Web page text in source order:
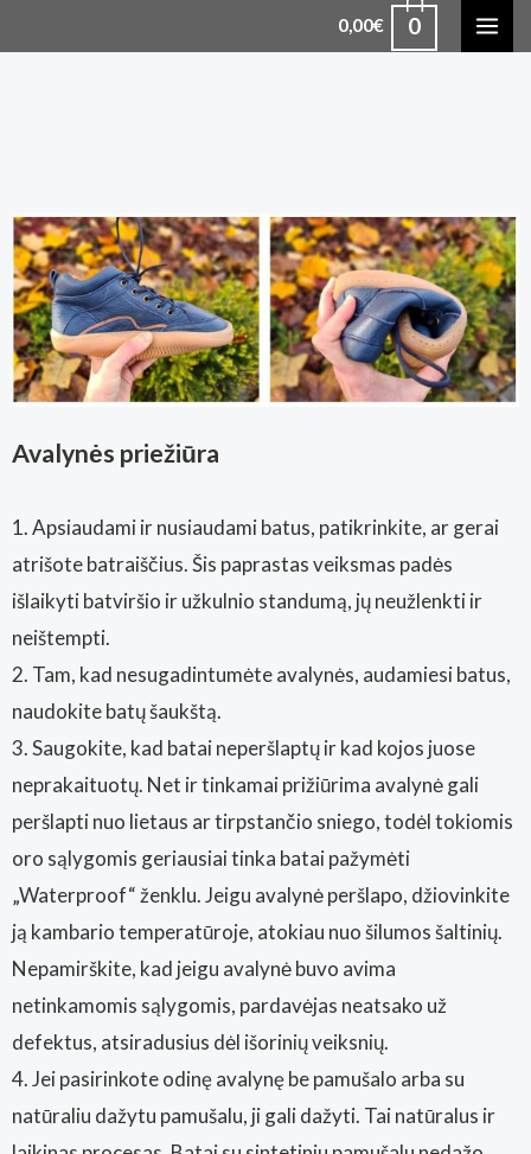
0,00€ 0
Avalynės priežiūra
1. Apsiaudami ir nusiaudami batus, patikrinkite, ar gerai
atrišote batraiščius. Šis paprastas veiksmas padės
išlaikyti batviršio ir užkulnio standumą, jų neužlenkti ir
neištempti.
2. Tam, kad nesugadintumėte avalynės, audamiesi batus,
naudokite batų šaukštą.
3. Saugokite, kad batai neperšlaptų ir kad kojos juose
neprakaituotų. Net ir tinkamai prižiūrima avalynė gali
peršlapti nuo lietaus ar tirpstančio sniego, todėl tokiomis
oro sąlygomis geriausiai tinka batai pažymėti
„Waterproof“ ženklu. Jeigu avalynė peršlapo, džiovinkite
ją kambario temperatūroje, atokiau nuo šilumos šaltinių.
Nepamirškite, kad jeigu avalynė buvo avima
netinkamomis sąlygomis, pardavėjas neatsako už
defektus, atsiradusius dėl išorinių veiksnių.
4. Jei pasirinkote odinę avalynę be pamušalo arba su
natūraliu dažytu pamušalu, ji gali dažyti. Tai natūralus ir